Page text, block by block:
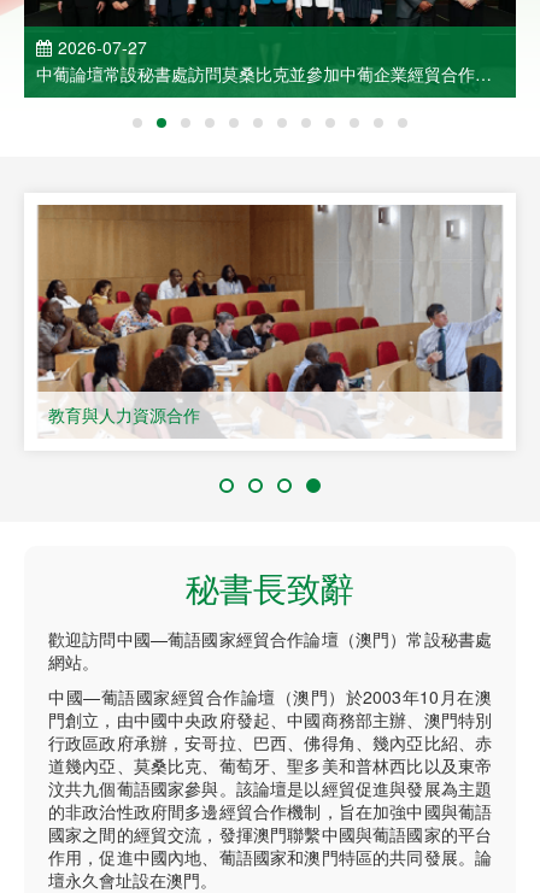
2026-07-27
中葡論壇常設秘書處訪問莫桑比克並參加中葡企業經貿合作洽
談會
教育與人力資源合作
秘書長致辭
歡迎訪問中國—葡語國家經貿合作論壇（澳門）常設秘書處
網站。
中國—葡語國家經貿合作論壇（澳門）於2003年10月在澳
門創立，由中國中央政府發起、中國商務部主辦、澳門特別
行政區政府承辦，安哥拉、巴西、佛得角、幾內亞比紹、赤
道幾內亞、莫桑比克、葡萄牙、聖多美和普林西比以及東帝
汶共九個葡語國家參與。該論壇是以經貿促進與發展為主題
的非政治性政府間多邊經貿合作機制，旨在加強中國與葡語
國家之間的經貿交流，發揮澳門聯繫中國與葡語國家的平台
作用，促進中國內地、葡語國家和澳門特區的共同發展。論
壇永久會址設在澳門。